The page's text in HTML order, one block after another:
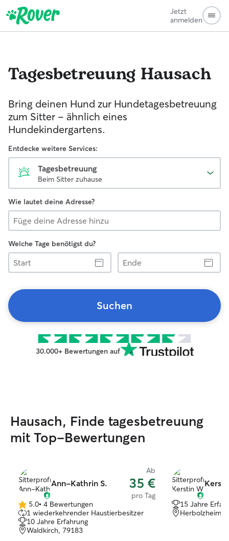
Jetzt
anmelden
Tagesbetreuung Hausach
Bring deinen Hund zur Hundetagesbetreuung
zum Sitter - ähnlich eines
Hundekindergartens.
Entdecke weitere Services:
Tagesbetreuung
Beim Sitter zuhause
Wie lautet deine Adresse?
Welche Tage benötigst du?
Start
Ende
Suchen
30.000+ Bewertungen auf
Hausach, Finde tagesbetreuung
mit Top-Bewertungen
Ann-Kathrin S.
Ab
35 €
pro Tag
5.0
von
5
Sternen
5.0• 4 Bewertungen
1 wiederkehrender Haustierbesitzer
10 Jahre Erfahrung
Waldkirch, 79183
15 Jahre
Herbolzheim,